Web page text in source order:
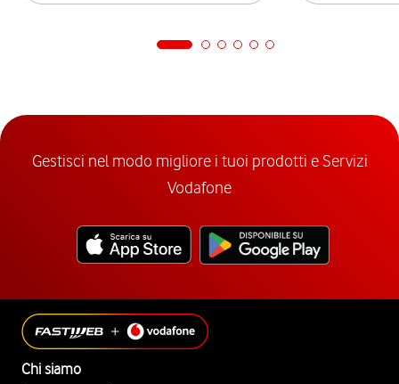
Gestisci nel modo migliore i tuoi prodotti e Servizi
Vodafone
Chi siamo